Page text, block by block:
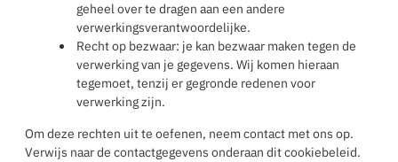
geheel over te dragen aan een andere
verwerkingsverantwoordelijke.
Recht op bezwaar: je kan bezwaar maken tegen de
verwerking van je gegevens. Wij komen hieraan
tegemoet, tenzij er gegronde redenen voor
verwerking zijn.
Om deze rechten uit te oefenen, neem contact met ons op.
Verwijs naar de contactgegevens onderaan dit cookiebeleid.